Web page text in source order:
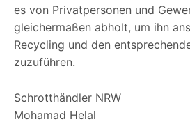
es von Privatpersonen und
gleichermaßen abholt, um ihn
Recycling und den
zuzuführen.
Schrotthändler NRW
Mohamad Helal